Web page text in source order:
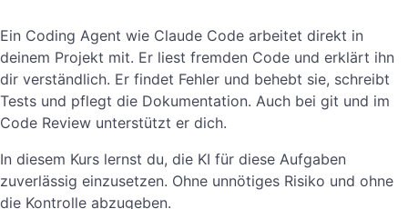
Ein Coding Agent wie Claude Code arbeitet direkt in
deinem Projekt mit. Er liest fremden Code und erklärt ihn
dir verständlich. Er findet Fehler und behebt sie, schreibt
Tests und pflegt die Dokumentation. Auch bei git und im
Code Review unterstützt er dich.
In diesem Kurs lernst du, die KI für diese Aufgaben
zuverlässig einzusetzen. Ohne unnötiges Risiko und ohne
die Kontrolle abzugeben.